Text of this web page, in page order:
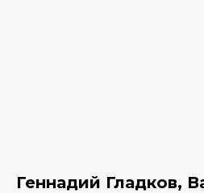
Геннадий Гладков,